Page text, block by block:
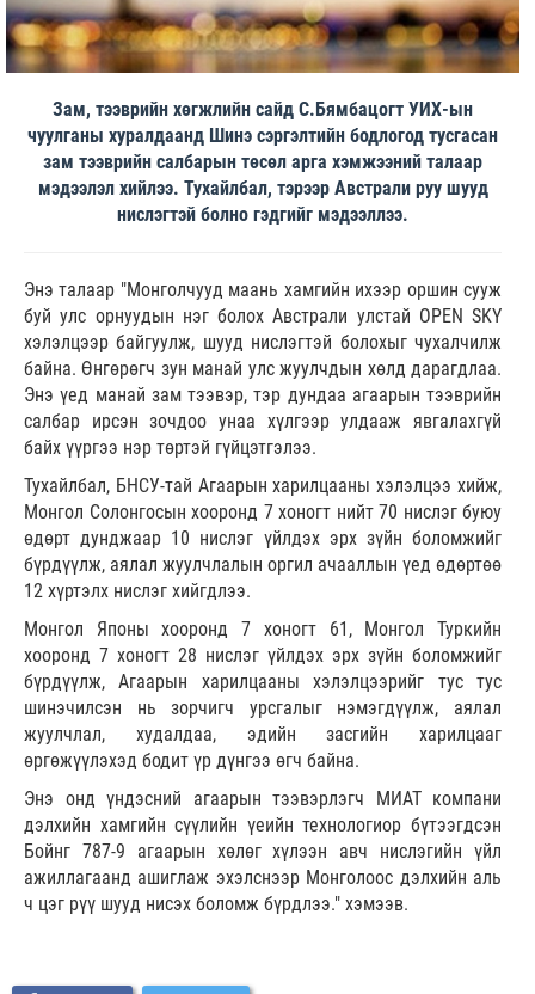
Зам, тээврийн хөгжлийн сайд С.Бямбацогт УИХ-ын
чуулганы хуралдаанд Шинэ сэргэлтийн бодлогод тусгасан
зам тээврийн салбарын төсөл арга хэмжээний талаар
мэдээлэл хийлээ. Тухайлбал, тэрээр Австрали руу шууд
нислэгтэй болно гэдгийг мэдээллээ.
Энэ талаар "Монголчууд маань хамгийн ихээр оршин сууж
буй улс орнуудын нэг болох Австрали улстай OPEN SKY
хэлэлцээр байгуулж, шууд нислэгтэй болохыг чухалчилж
байна. Өнгөрөгч зун манай улс жуулчдын хөлд дарагдлаа.
Энэ үед манай зам тээвэр, тэр дундаа агаарын тээврийн
салбар ирсэн зочдоо унаа хүлгээр улдааж явгалахгүй
байх үүргээ нэр төртэй гүйцэтгэлээ.
Тухайлбал, БНСУ-тай Агаарын харилцааны хэлэлцээ хийж,
Монгол Солонгосын хооронд 7 хоногт нийт 70 нислэг буюу
өдөрт дунджаар 10 нислэг үйлдэх эрх зүйн боломжийг
бүрдүүлж, аялал жуулчлалын оргил ачааллын үед өдөртөө
12 хүртэлх нислэг хийгдлээ.
Монгол Японы хооронд 7 хоногт 61, Монгол Туркийн
хооронд 7 хоногт 28 нислэг үйлдэх эрх зүйн боломжийг
бүрдүүлж, Агаарын харилцааны хэлэлцээрийг тус тус
шинэчилсэн нь зорчигч урсгалыг нэмэгдүүлж, аялал
жуулчлал, худалдаа, эдийн засгийн харилцааг
өргөжүүлэхэд бодит үр дүнгээ өгч байна.
Энэ онд үндэсний агаарын тээвэрлэгч МИАТ компани
дэлхийн хамгийн сүүлийн үеийн технологиор бүтээгдсэн
Бойнг 787-9 агаарын хөлөг хүлээн авч нислэгийн үйл
ажиллагаанд ашиглаж эхэлснээр Монголоос дэлхийн аль
ч цэг рүү шууд нисэх боломж бүрдлээ." хэмээв.